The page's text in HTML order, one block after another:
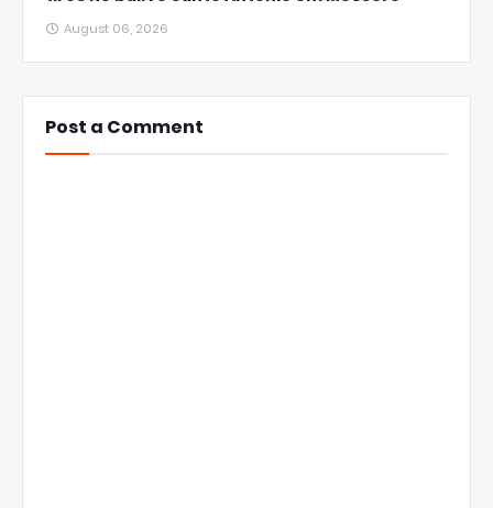
August 06, 2026
Post a Comment